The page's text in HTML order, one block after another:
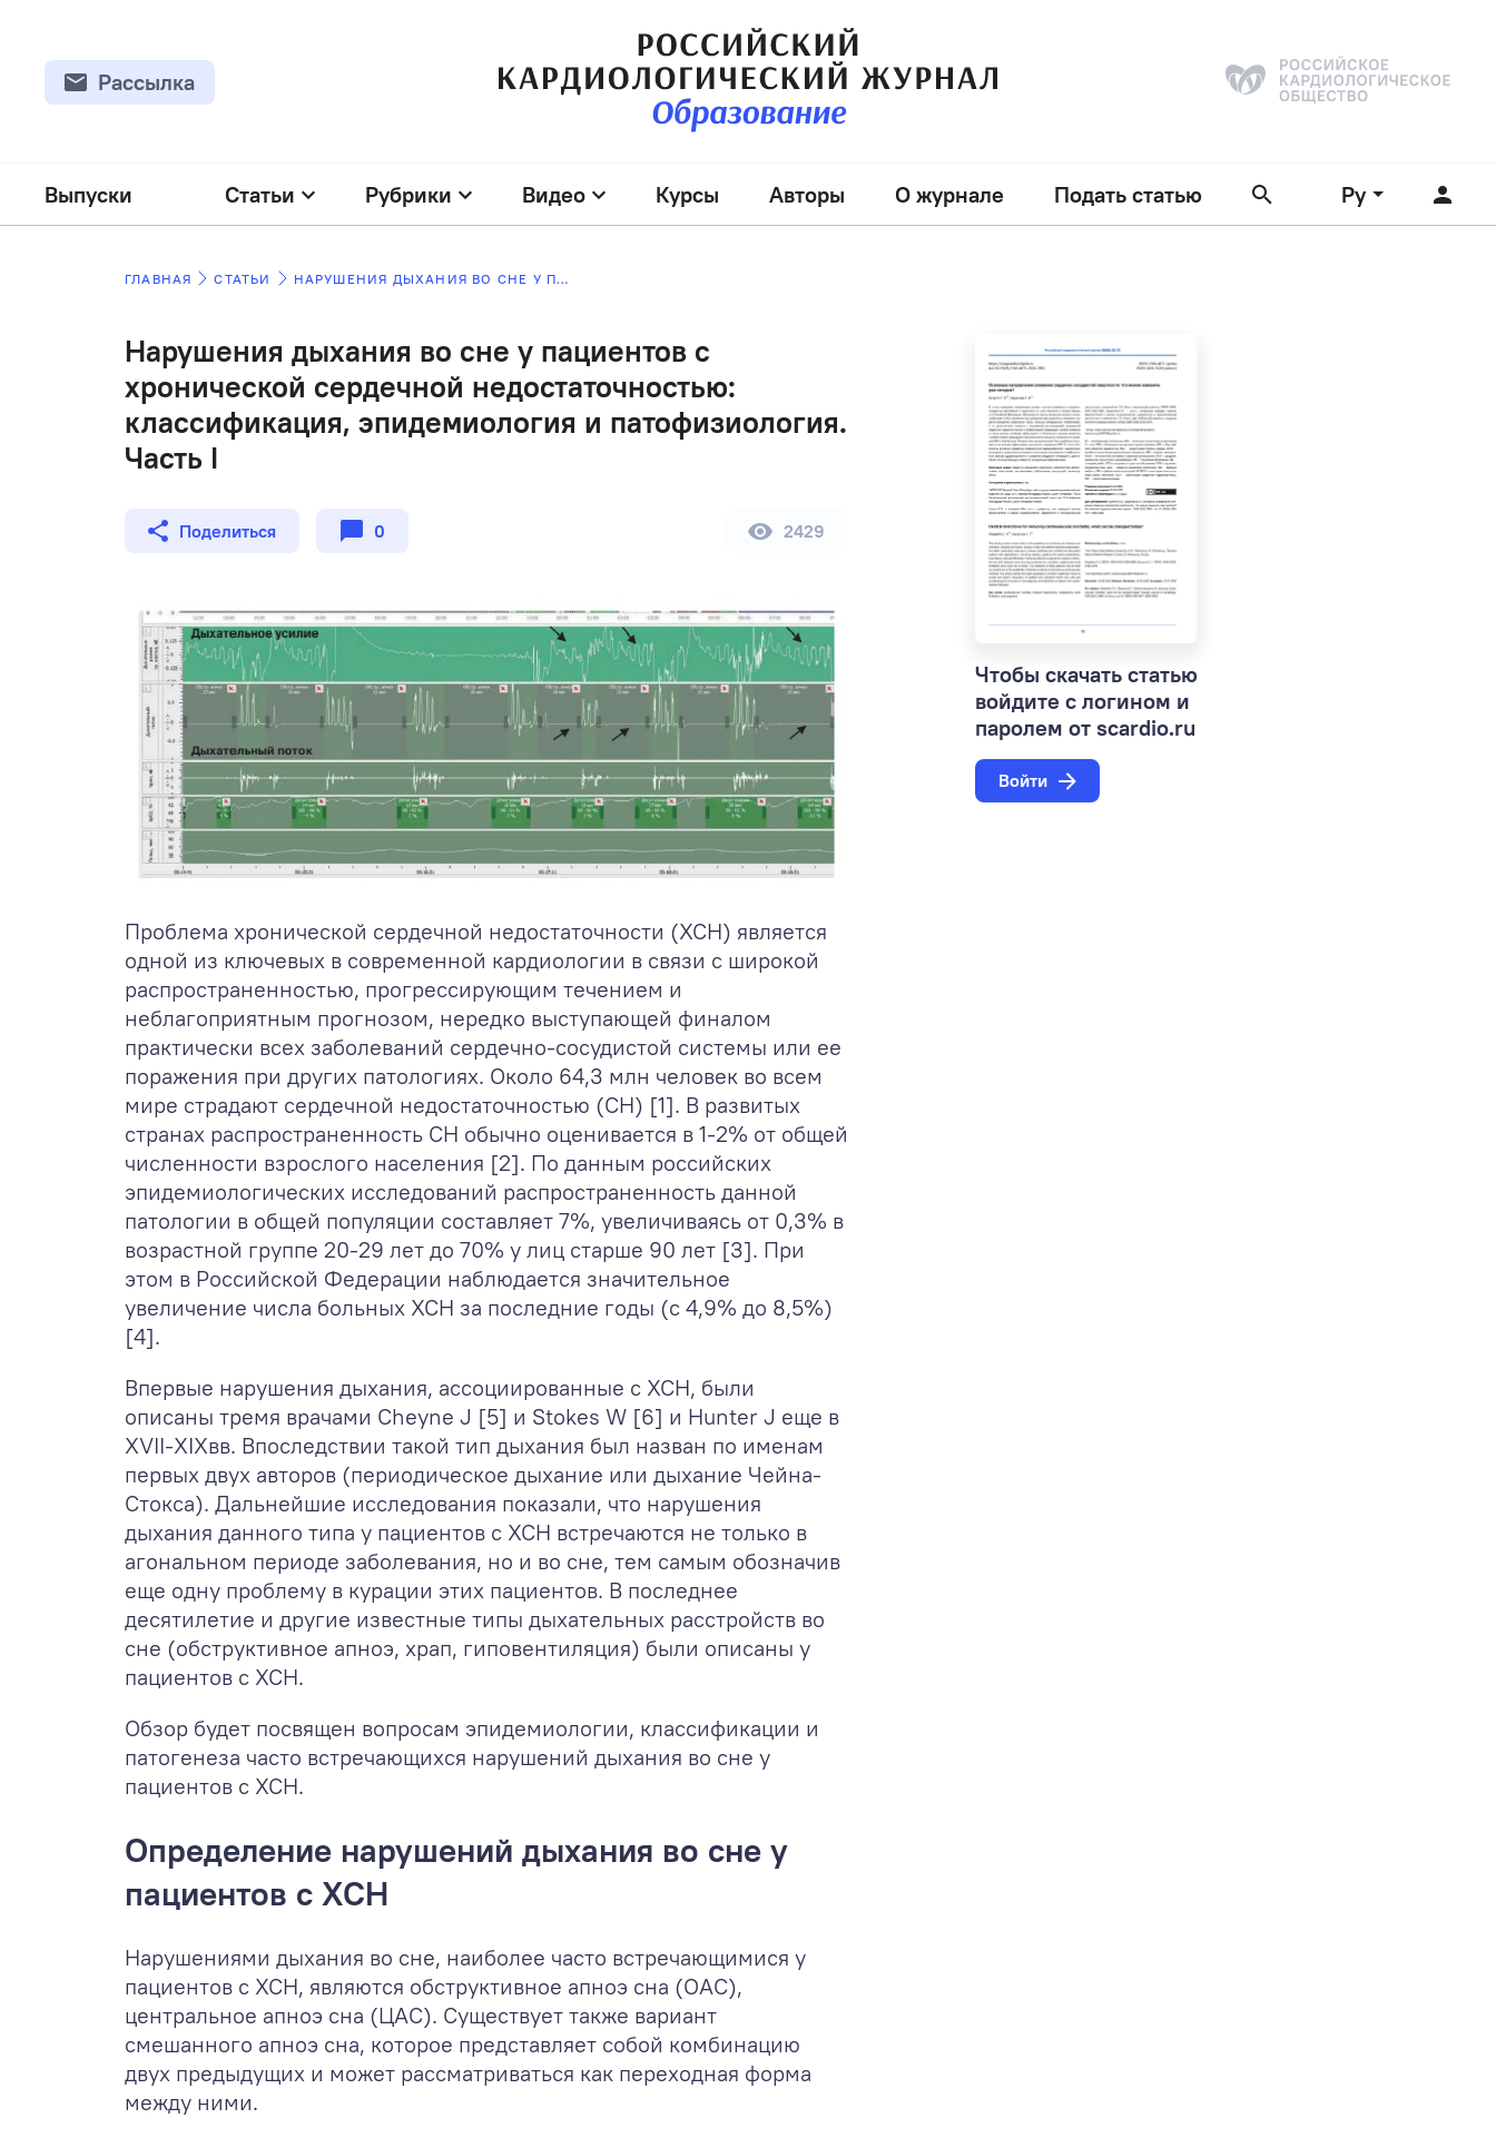
Рассылка
Выпуски Статьи Рубрики Видео Курсы Авторы О журнале Подать статью Ру
ГЛАВНАЯ СТАТЬИ НАРУШЕНИЯ ДЫХАНИЯ ВО СНЕ У ПАЦИЕНТОВ С ХРОНИЧЕСКОЙ СЕРДЕЧНОЙ НЕДОСТАТОЧНОСТЬЮ: КЛАССИФИКАЦИЯ, ЭПИДЕМИОЛОГИЯ И ПАТОФИЗИОЛОГИЯ. ЧАСТЬ I
Нарушения дыхания во сне у пациентов с
хронической сердечной недостаточностью:
классификация, эпидемиология и патофизиология.
Часть I
Поделиться 0 2429
Проблема хронической сердечной недостаточности (ХСН) является
одной из ключевых в современной кардиологии в связи с широкой
распространенностью, прогрессирующим течением и
неблагоприятным прогнозом, нередко выступающей финалом
практически всех заболеваний сердечно-сосудистой системы или ее
поражения при других патологиях. Около 64,3 млн человек во всем
мире страдают сердечной недостаточностью (СН) [1]. В развитых
странах распространенность СН обычно оценивается в 1-2% от общей
численности взрослого населения [2]. По данным российских
эпидемиологических исследований распространенность данной
патологии в общей популяции составляет 7%, увеличиваясь от 0,3% в
возрастной группе 20-29 лет до 70% у лиц старше 90 лет [3]. При
этом в Российской Федерации наблюдается значительное
увеличение числа больных ХСН за последние годы (с 4,9% до 8,5%)
[4].
Впервые нарушения дыхания, ассоциированные с ХСН, были
описаны тремя врачами Cheyne J [5] и Stokes W [6] и Hunter J еще в
XVII-XIXвв. Впоследствии такой тип дыхания был назван по именам
первых двух авторов (периодическое дыхание или дыхание Чейна-
Стокса). Дальнейшие исследования показали, что нарушения
дыхания данного типа у пациентов с ХСН встречаются не только в
агональном периоде заболевания, но и во сне, тем самым обозначив
еще одну проблему в курации этих пациентов. В последнее
десятилетие и другие известные типы дыхательных расстройств во
сне (обструктивное апноэ, храп, гиповентиляция) были описаны у
пациентов с ХСН.
Обзор будет посвящен вопросам эпидемиологии, классификации и
патогенеза часто встречающихся нарушений дыхания во сне у
пациентов с ХСН.
Определение нарушений дыхания во сне у
пациентов с ХСН
Нарушениями дыхания во сне, наиболее часто встречающимися у
пациентов с ХСН, являются обструктивное апноэ сна (OАС),
центральное апноэ сна (ЦАС). Существует также вариант
смешанного апноэ сна, которое представляет собой комбинацию
двух предыдущих и может рассматриваться как переходная форма
между ними.
Чтобы скачать статью
войдите с логином и
паролем от scardio.ru
Войти